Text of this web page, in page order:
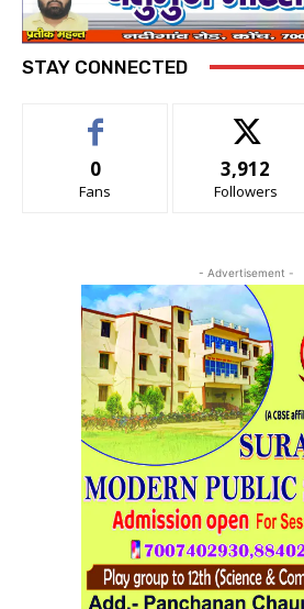
STAY CONNECTED
0
Fans
3,912
Followers
- Advertisement -